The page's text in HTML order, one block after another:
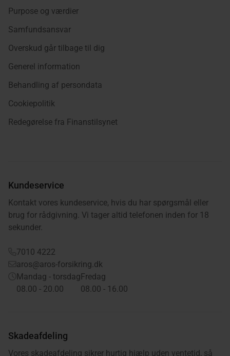
Purpose og værdier
Samfundsansvar
Overskud går tilbage til dig
Generel information
Behandling af persondata
Cookiepolitik
Redegørelse fra Finanstilsynet
Kundeservice
Kontakt vores kundeservice, hvis du har spørgsmål eller
brug for rådgivning. Vi tager altid telefonen inden for 18
sekunder.
7010 4222
aros@aros-forsikring.dk
Mandag - torsdag
08.00 - 20.00
Fredag
08.00 - 16.00
Skadeafdeling
Vores skadeafdeling sikrer hurtig hjælp uden ventetid, så